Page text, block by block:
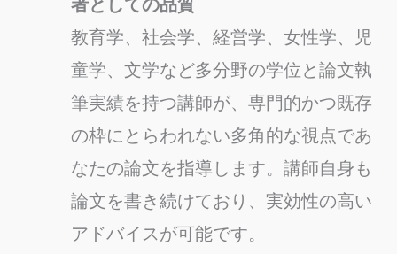
教育学、社会学、経営学、女性学、児
童学、文学など多分野の学位と論文執
筆実績を持つ講師が、専門的かつ既存
の枠にとらわれない多角的な視点であ
なたの論文を指導します。講師自身も
論文を書き続けており、実効性の高い
アドバイスが可能です。